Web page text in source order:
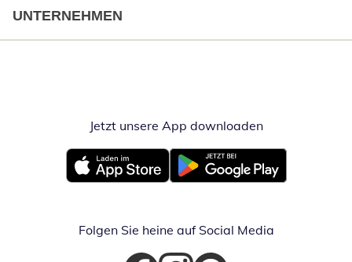
UNTERNEHMEN
Jetzt unsere App downloadenÖffnet in
Öffnet in neuem FensterÖffnet in neuem Fenster
Folgen Sie heine auf Social Media